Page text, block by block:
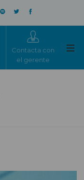
Contacta con
el gerente